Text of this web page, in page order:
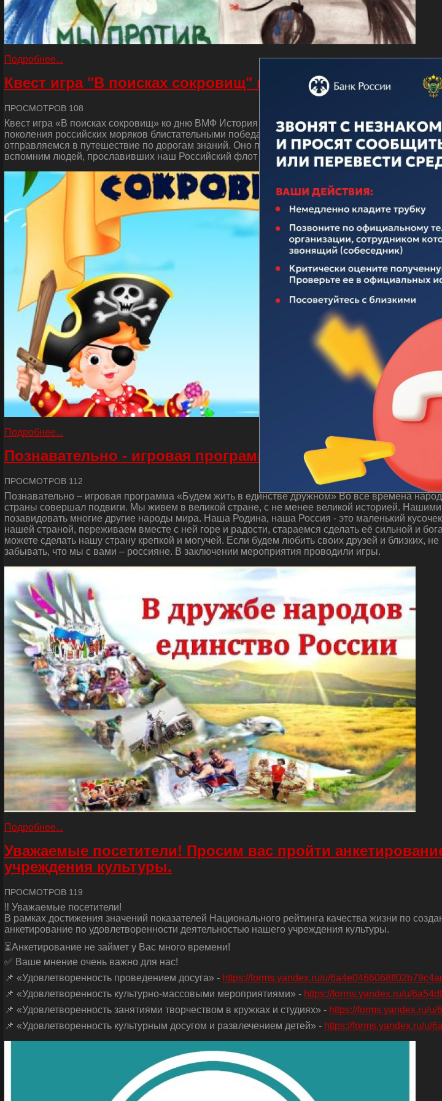
Подробнее...
Квест игра "В поисках сокровищ" ко дню ВМФ
ПРОСМОТРОВ 108
Квест игра «В поисках сокровищ» ко дню ВМФ История отечественного флота неотделима от
поколения российских моряков блистательными победами над иноземными захватчиками,
отправляемся в путешествие по дорогам знаний. Оно посвящается истории Российского
вспомним людей, прославивших наш Российский флот и сделавших очень много для его
Подробнее...
Познавательно - игровая программа "Будем жить в
ПРОСМОТРОВ 112
Познавательно – игровая программа «Будем жить в единстве дружном» Во все времена
страны совершал подвиги. Мы живем в великой стране, с не менее великой историей.
позавидовать многие другие народы мира. Наша Родина, наша Россия - это маленький
нашей страной, переживаем вместе с ней горе и радости, стараемся сделать её сильной и
можете сделать нашу страну крепкой и могучей. Если будем любить своих друзей и близких,
забывать, что мы с вами – россияне. В заключении мероприятия проводили игры.
Подробнее...
Уважаемые посетители! Просим вас пройти
учреждения культуры.
ПРОСМОТРОВ 119
‼ Уважаемые посетители!
В рамках достижения значений показателей Национального рейтинга качества жизни по
анкетирование по удовлетворенности деятельностью нашего учреждения культуры.
⏳Анкетирование не займет у Вас много времени!
✅ Ваше мнение очень важно для нас!
📌 «Удовлетворенность проведением досуга» - https://forms.yandex.ru/u/
📌 «Удовлетворенность культурно-массовыми мероприятиями» - https://forms.yandex.ru/u/
📌 «Удовлетворенность занятиями творчеством в кружках и студиях» - https://forms.yandex.ru/
📌 «Удовлетворенность культурным досугом и развлечением детей» - https://forms.yandex.ru/u/